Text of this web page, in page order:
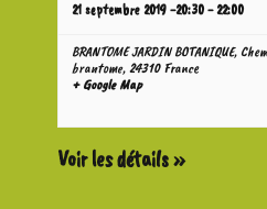
è
n
21 septembre 2019 -20:30-22:00
BRANTOME JARDIN BOTANIQUE,
brantome,24310 France
+ Google Map
Voir les détails »